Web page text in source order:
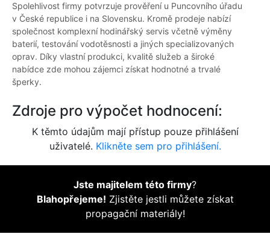
Spolehlivost firmy potvrzuje prověření u Puncovního úřadu
v České republice i na Slovensku. Kromě prodeje nabízí
společnost komplexní hodinářský servis včetně výměny
baterií, testování vodotěsnosti a jiných specializovaných
oprav. Díky vlastní produkci, kvalitě služeb a široké
nabídce zde mohou zájemci získat hodnotné a trvalé
šperky.
Zdroje pro výpočet hodnocení:
K těmto údajům mají přístup pouze přihlášení
uživatelé. Klikněte sem pro přihlášení.
Jste majitelem této firmy?
Blahopřejeme! Zjistěte jestli můžete získat
propagační materiály!